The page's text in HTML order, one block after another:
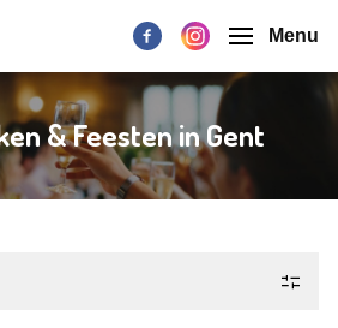
Menu
& Feesten in Gent